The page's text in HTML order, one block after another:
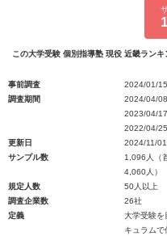
この大学受験 個別指導塾 現役 近畿ラン
事前調査
2024/01/
調査期間
2024/04/
2023/04/
2022/04/
更新日
2024/11/01
サンプル数
1,096人（
4,060人）
規定人数
50人以上
調査企業数
26社
定義
大学受験を
キュラム